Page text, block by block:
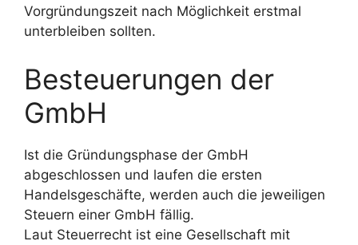
Vorgründungszeit nach Möglichkeit erstmal
unterbleiben sollten.
Besteuerungen der
GmbH
Ist die Gründungsphase der GmbH
abgeschlossen und laufen die ersten
Handelsgeschäfte, werden auch die jeweiligen
Steuern einer GmbH fällig.
Laut Steuerrecht ist eine Gesellschaft mit